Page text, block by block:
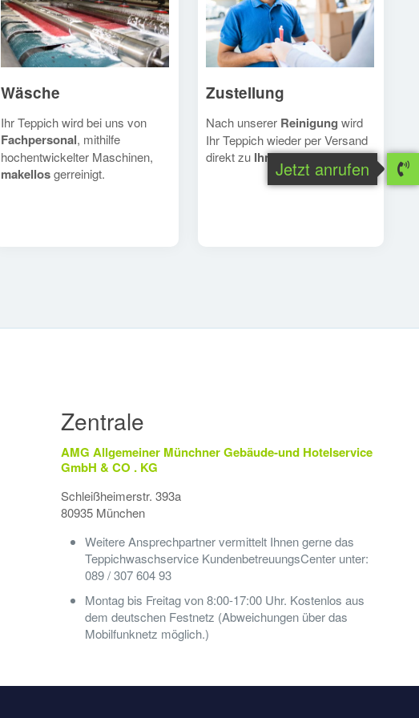
Wäsche
Ihr Teppich wird bei uns von
Fachpersonal, mithilfe
hochentwickelter Maschinen,
makellosgerreinigt.
Zustellung
Nach unserer Reinigung wird
Ihr Teppich wieder per Versand
direkt zu Ihnengeschickt.
Zentrale
AMG Allgemeiner Münchner Gebäude-und Hotelservice
GmbH & CO . KG
Schleißheimerstr. 393a
80935 München
Weitere Ansprechpartner vermittelt Ihnen gerne das
Teppichwaschservice KundenbetreuungsCenter unter:
089 / 307 604 93
Montag bis Freitag von 8:00-17:00 Uhr. Kostenlos aus
dem deutschen Festnetz (Abweichungen über das
Mobilfunknetz möglich.)
Jetzt anrufen